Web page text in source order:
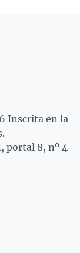
Inscrita en la
portal 8, nº 4